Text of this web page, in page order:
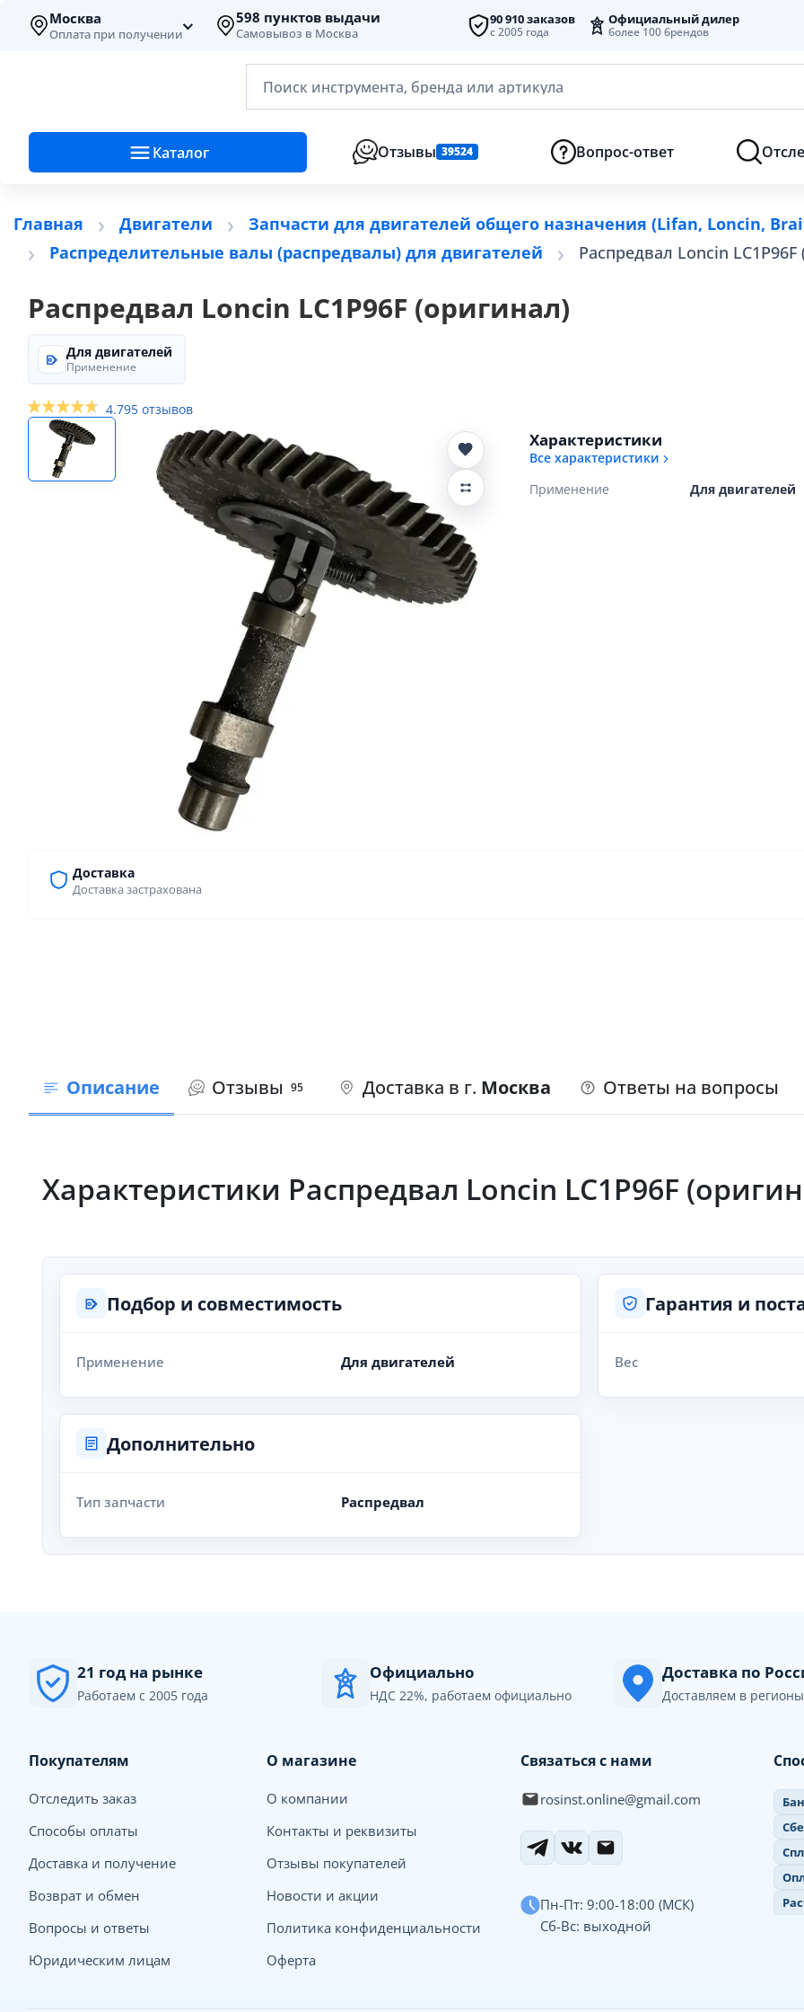
Москва
Оплата при получении
598 пунктов выдачи
Самовывоз в Москва
90 910 заказов
с 2005 года
Официальный дилер
более 100 брендов
Поиск инструмента, бренда или артикула
Каталог Отзывы 39524 Вопрос-ответ
Главная Двигатели
Запчасти для двигателей общего назначения (Lifan, Loncin,
Распределительные валы (распредвалы) для двигателей
Распредвал Loncin
Распредвал Loncin LC1P96F (оригинал)
Для двигателей
Применение
4.795 отзывов
Характеристики
Все характеристики
Применение Для двигателей
Доставка
Доставка застрахована
Описание Отзывы 95 Доставка в г. Москва Ответы на вопросы
Характеристики Распредвал Loncin LC1P96F
Подбор и совместимость
Применение Для двигателей
Гарантия и
Вес
Дополнительно
Тип запчасти Распредвал
21 год на рынке
Работаем с 2005 года
Официально
НДС 22%, работаем официально
Доставка по
Доставляем в регионы
Покупателям
Отследить заказ
Способы оплаты
Доставка и получение
Возврат и обмен
Вопросы и ответы
Юридическим лицам
О магазине
О компании
Контакты и реквизиты
Отзывы покупателей
Новости и акции
Политика конфиденциальности
Оферта
Связаться с нами
rosinst.online@gmail.com
Пн-Пт: 9:00-18:00 (МСК)
Сб-Вс: выходной